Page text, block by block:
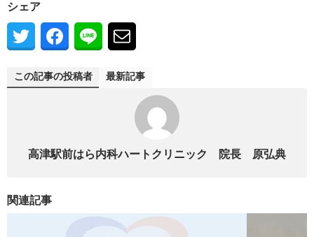
シェア
この記事の投稿者 最新記事
高津駅前はら内科ハートクリニック 院長 原弘典
関連記事